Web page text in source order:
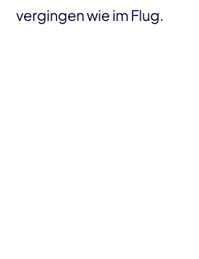
vergingen wie im Flug.